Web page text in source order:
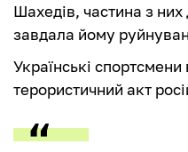
Шахедів, частина з них
завдала йому
Українські
терористичний акт